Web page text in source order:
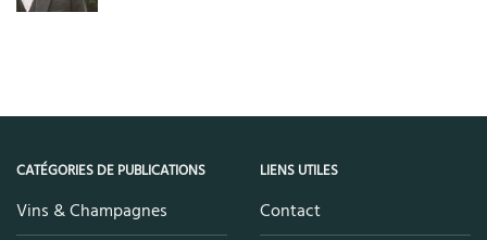
CATÉGORIES DE PUBLICATIONS
Vins & Champagnes
LIENS UTILES
Contact